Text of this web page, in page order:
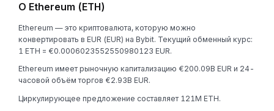
О Ethereum (ETH)
Ethereum — это криптовалюта, которую можно
конвертировать в EUR (EUR) на Bybit. Текущий обменный курс:
1 ETH = €0.0006023552550980123 EUR.
Ethereum имеет рыночную капитализацию €200.09B EUR и 24-
часовой объём торгов €2.93B EUR.
Циркулирующее предложение составляет 121M ETH.